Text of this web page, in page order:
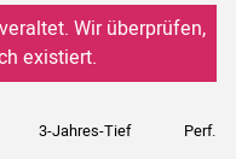
Wir überprüfen,
existiert.
3-Jahres-Tief Perf. 5J